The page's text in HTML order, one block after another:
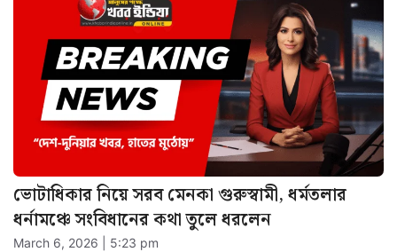
ভোটাধিকার নিয়ে সরব মেনকা গুরুস্বামী, ধর্মতলার
ধর্নামঞ্চে সংবিধানের কথা তুলে ধরলেন
March 6, 2026 | 5:23 pm